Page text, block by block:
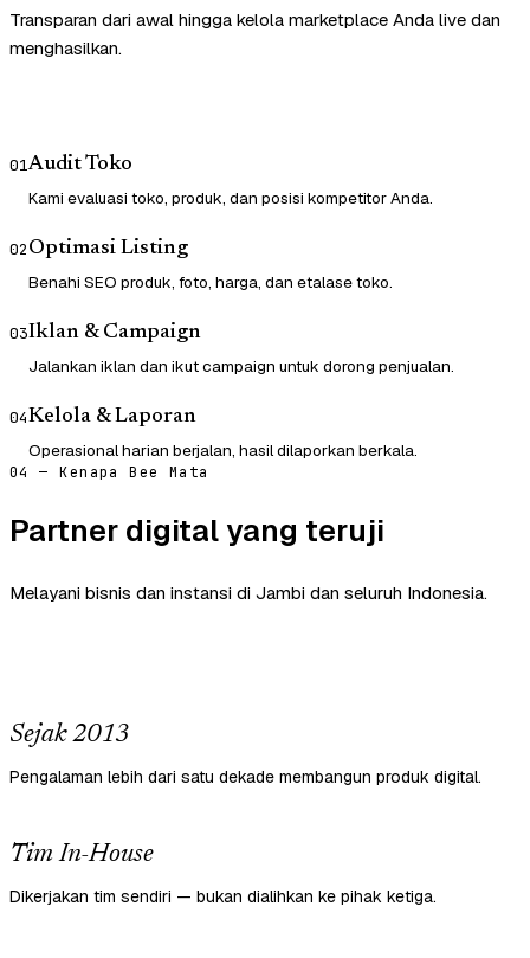
Transparan dari awal hingga kelola marketplace Anda live dan
menghasilkan.
01Audit Toko
Kami evaluasi toko, produk, dan posisi kompetitor Anda.
02Optimasi Listing
Benahi SEO produk, foto, harga, dan etalase toko.
03Iklan & Campaign
Jalankan iklan dan ikut campaign untuk dorong penjualan.
04Kelola & Laporan
Operasional harian berjalan, hasil dilaporkan berkala.
04 — Kenapa Bee Mata
Partner digital yang teruji
Melayani bisnis dan instansi di Jambi dan seluruh Indonesia.
Sejak 2013
Pengalaman lebih dari satu dekade membangun produk digital.
Tim In-House
Dikerjakan tim sendiri — bukan dialihkan ke pihak ketiga.